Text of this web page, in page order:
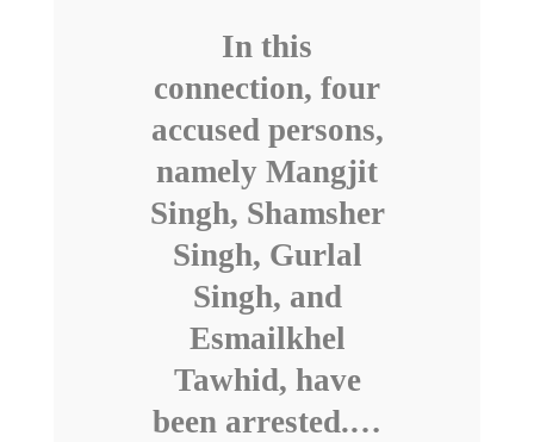
In this
connection, four
accused persons,
namely Mangjit
Singh, Shamsher
Singh, Gurlal
Singh, and
Esmailkhel
Tawhid, have
been arrested.…